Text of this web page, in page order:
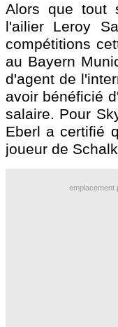
Alors que tout
l'ailier Leroy
compétitions
au Bayern
d'agent de
avoir bénéficié
salaire. Pour
Eberl a certifié
joueur de
emplacement